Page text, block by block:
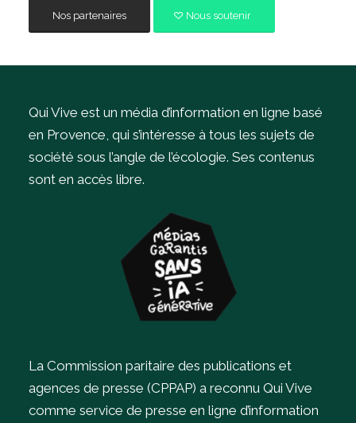
Nos partenaires Nous soutenir
Qui Vive est un média d’information en ligne basé
en Provence, qui s’intéresse à tous les sujets de
société sous l’angle de l’écologie. Ses contenus
sont en accès libre.
La Commission paritaire des publications et
agences de presse (CPPAP) a reconnu Qui Vive
comme service de presse en ligne d’information